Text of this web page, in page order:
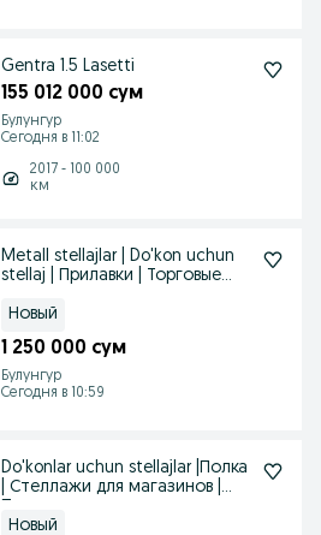
Gentra 1.5 Lasetti
155 012 000 сум
Булунгур
Сегодня в 11:02
2017 - 100 000
км
Metall stellajlar | Do'kon uchun
stellaj | Прилавки | Торговые
Новый
1 250 000 сум
Булунгур
Сегодня в 10:59
Do'konlar uchun stellajlar |Полка
| Стеллажи для магазинов |
Новый